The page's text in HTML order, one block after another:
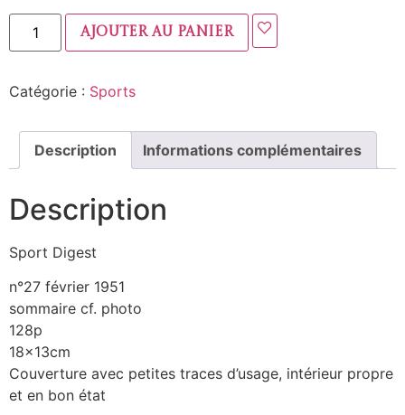
Ajouter au panier
Catégorie : Sports
Description Informations complémentaires
Description
Sport Digest
n°27 février 1951
sommaire cf. photo
128p
18x13cm
Couverture avec petites traces d’usage, intérieur propre
et en bon état